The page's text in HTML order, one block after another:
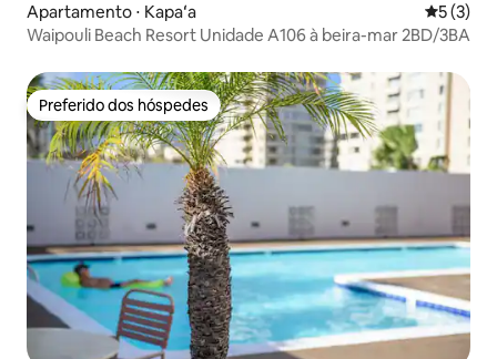
Apartamento ⋅ Kapaʻa 5 de
5 (3)
Waipouli Beach Resort Unidade A106 à beira-mar 2BD/3BA
Preferido dos hóspedes
Preferido dos hóspedes